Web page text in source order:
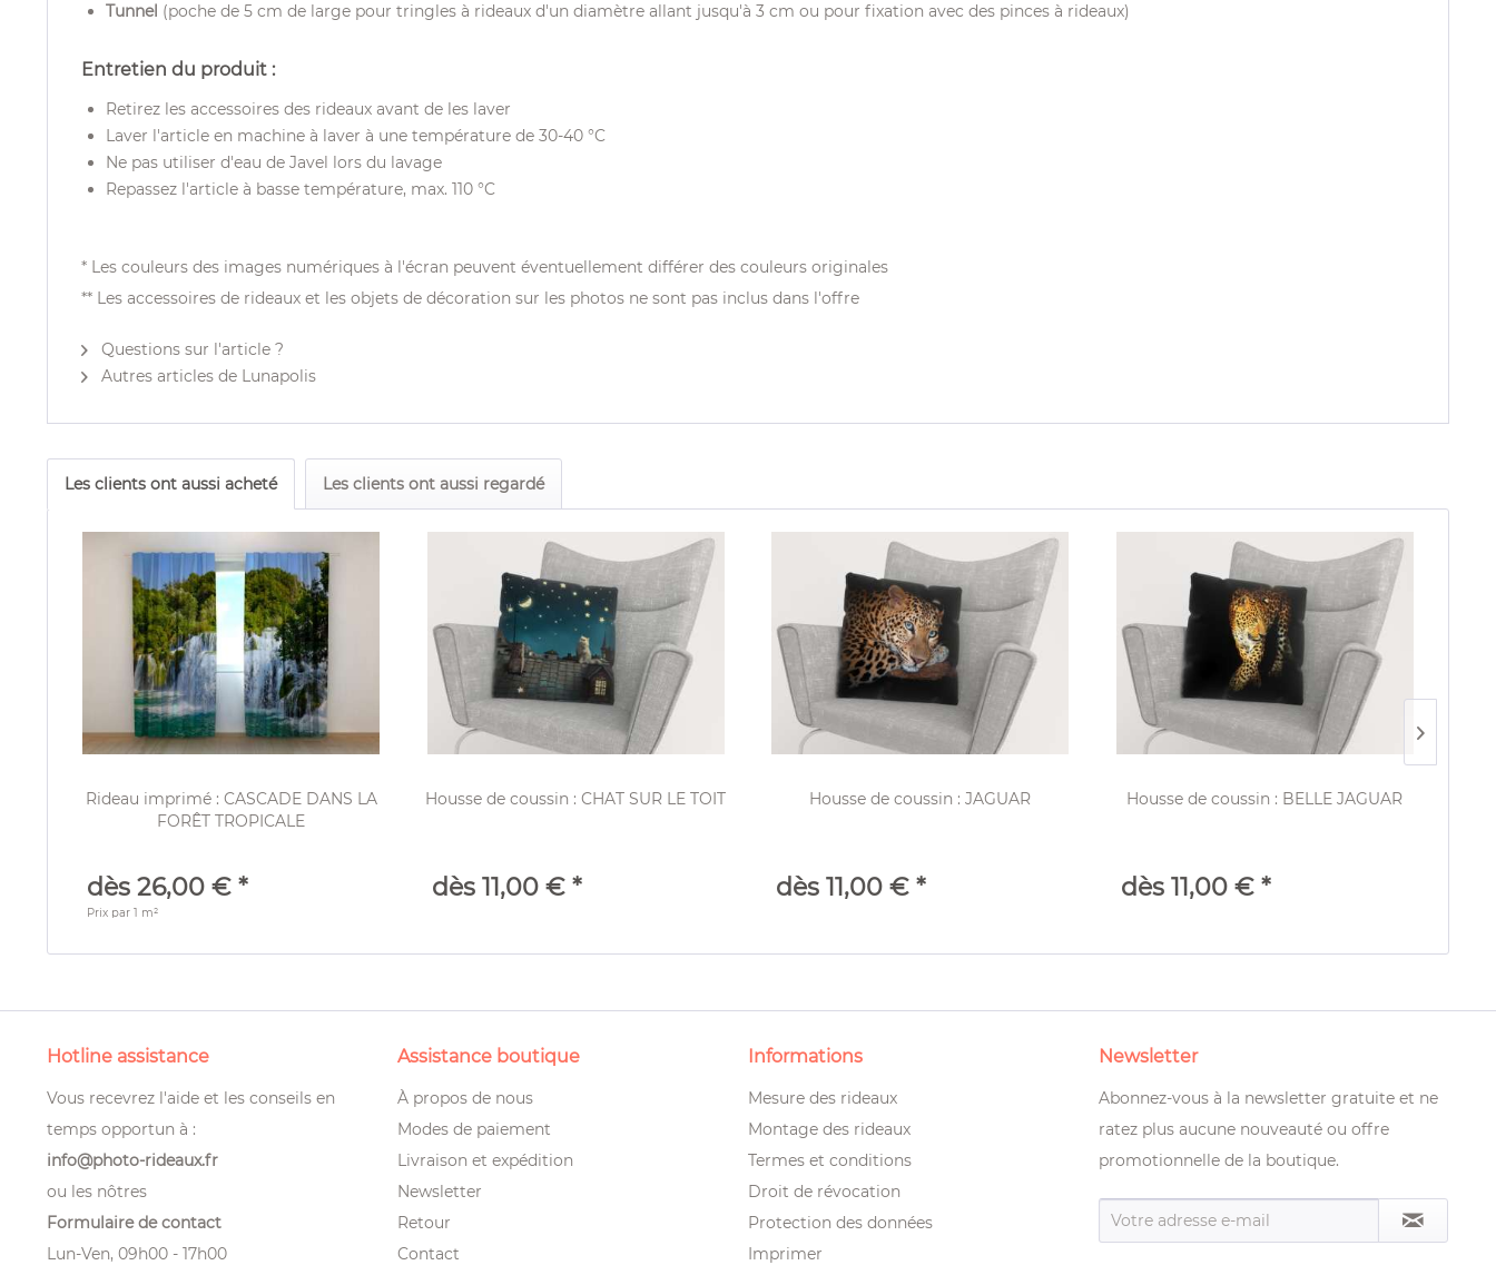
Tunnel (poche de 5 cm de large pour tringles à rideaux d'un diamètre allant jusqu'à 3 cm ou pour fixation avec des pinces à rideaux)
Entretien du produit :
Retirez les accessoires des rideaux avant de les laver
Laver l'article en machine à laver à une température de 30-40 °C
Ne pas utiliser d'eau de Javel lors du lavage
Repassez l'article à basse température, max. 110 °C
* Les couleurs des images numériques à l'écran peuvent éventuellement différer des couleurs originales
** Les accessoires de rideaux et les objets de décoration sur les photos ne sont pas inclus dans l'offre
Questions sur l'article ?
Autres articles de Lunapolis
Les clients ont aussi acheté Les clients ont aussi regardé
Rideau imprimé : CASCADE DANS LA
FORÊT TROPICALE
dès 26,00 € *
Prix par 1 m²
Housse de coussin : CHAT SUR LE TOIT
dès 11,00 € *
Housse de coussin : JAGUAR
dès 11,00 € *
Housse de coussin : BELLE JAGUAR
dès 11,00 € *
Hotline assistance
Vous recevrez l'aide et les conseils en
temps opportun à :
info@photo-rideaux.fr
ou les nôtres
Formulaire de contact
Lun-Ven, 09h00 - 17h00
Assistance boutique
À propos de nous
Modes de paiement
Livraison et expédition
Newsletter
Retour
Contact
Informations
Mesure des rideaux
Montage des rideaux
Termes et conditions
Droit de révocation
Protection des données
Imprimer
Newsletter
Abonnez-vous à la newsletter gratuite et ne
ratez plus aucune nouveauté ou offre
promotionnelle de la boutique.